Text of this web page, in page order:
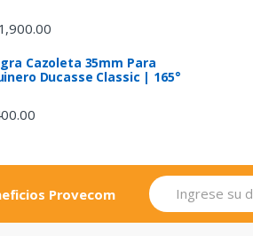
Cazoleta 35mm Para
Ducasse Classic | 165°
Provecom